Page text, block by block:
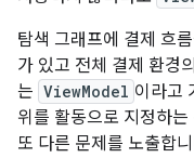
탐색 그래프에 결제 흐
가 있고 전체 결제 환경
는 ViewModel 이라고
위를 활동으로 지정하
또 다른 문제를 노출합